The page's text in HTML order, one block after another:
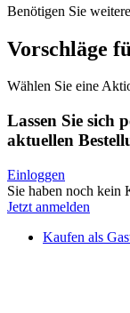
Benötigen Sie
Vorschläge
Wählen Sie eine
Lassen Sie sich
aktuellen
Einloggen
Sie haben noch kein
Jetzt anmelden
Kaufen als